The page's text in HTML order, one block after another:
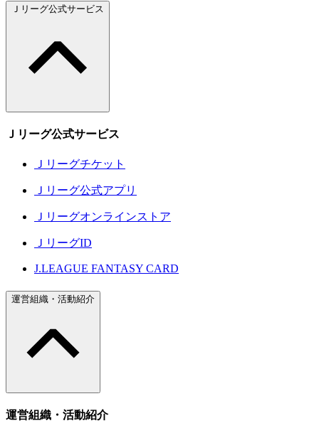
Ｊリーグ公式サービス
Ｊリーグ公式サービス
Ｊリーグチケット
Ｊリーグ公式アプリ
Ｊリーグオンラインストア
ＪリーグID
J.LEAGUE FANTASY CARD
運営組織・活動紹介
運営組織・活動紹介